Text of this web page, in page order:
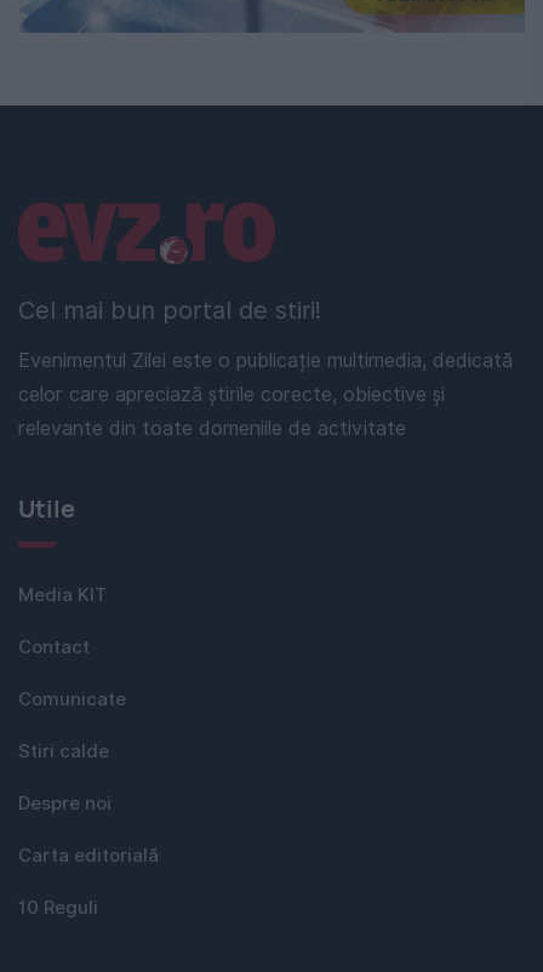
Cel mai bun portal de stiri!
Evenimentul Zilei este o publicație multimedia, dedicată
celor care apreciază știrile corecte, obiective și
relevante din toate domeniile de activitate
Linkuri utile
Utile
Media KIT
Contact
Comunicate
Stiri calde
Despre noi
Carta editorială
10 Reguli